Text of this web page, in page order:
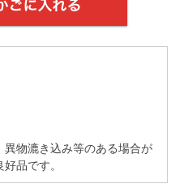
物漉き込み等のある場合が
品です。